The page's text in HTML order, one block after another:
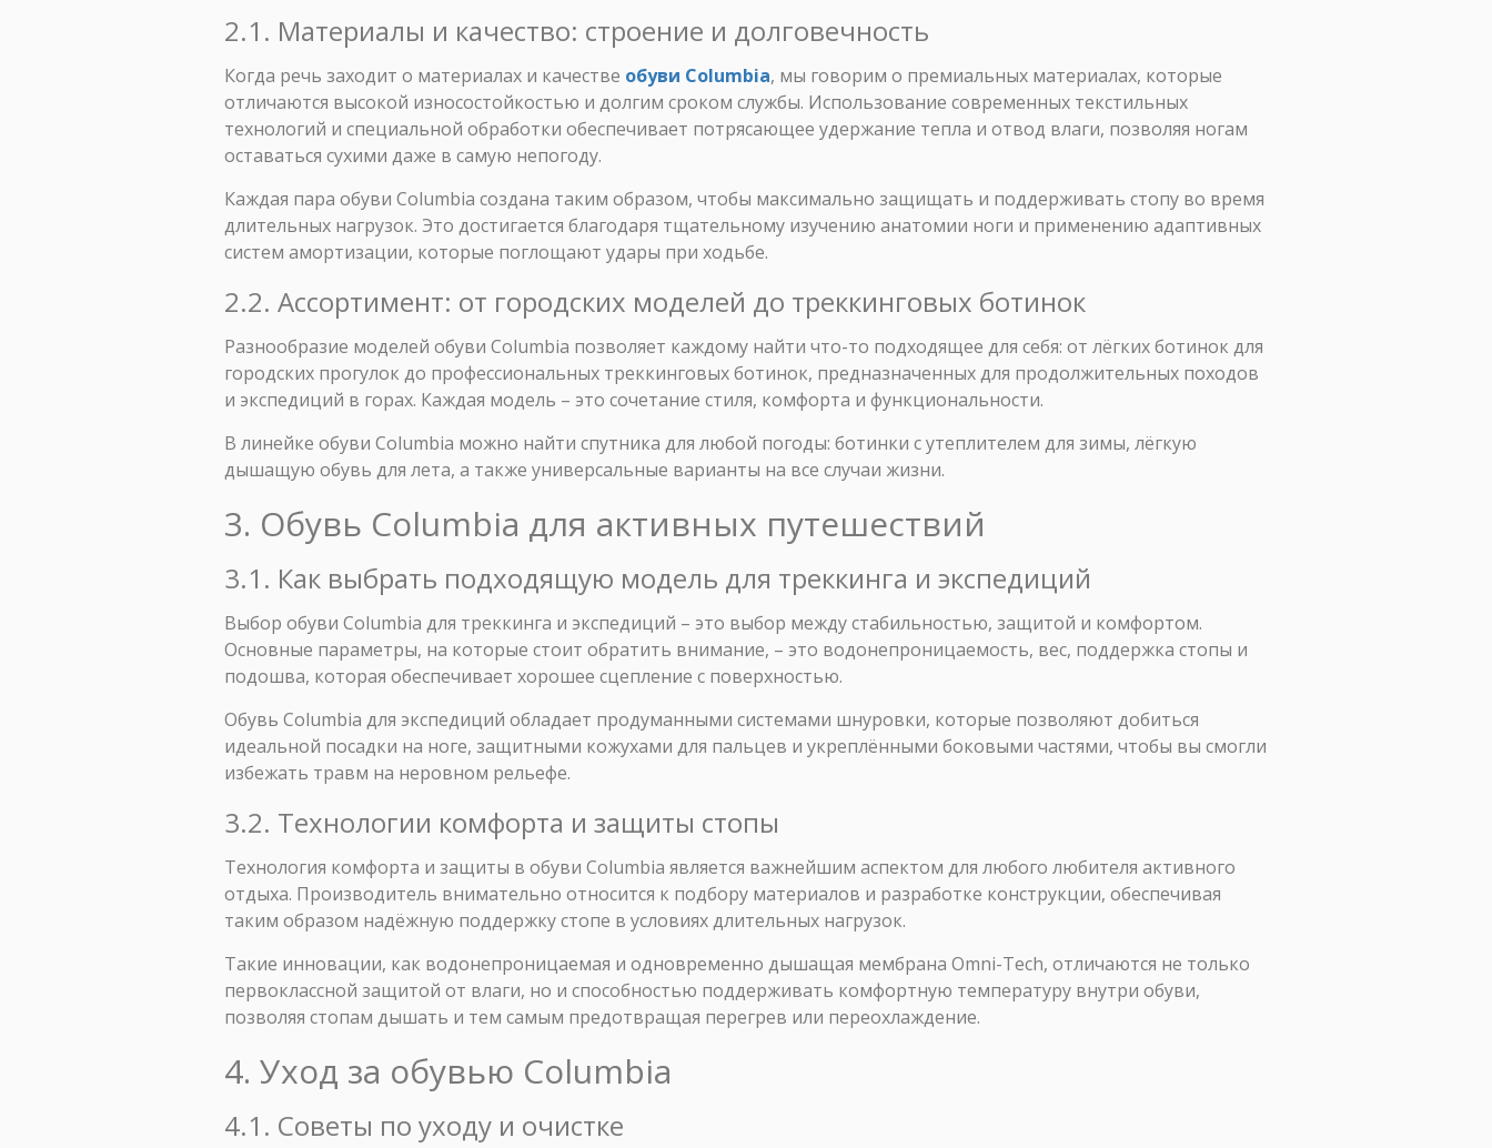
2.1. Материалы и качество: строение и долговечность
Когда речь заходит о материалах и качестве обуви Columbia, мы говорим о премиальных материалах, которые
отличаются высокой износостойкостью и долгим сроком службы. Использование современных текстильных
технологий и специальной обработки обеспечивает потрясающее удержание тепла и отвод влаги, позволяя ногам
оставаться сухими даже в самую непогоду.
Каждая пара обуви Columbia создана таким образом, чтобы максимально защищать и поддерживать стопу во время
длительных нагрузок. Это достигается благодаря тщательному изучению анатомии ноги и применению адаптивных
систем амортизации, которые поглощают удары при ходьбе.
2.2. Ассортимент: от городских моделей до треккинговых ботинок
Разнообразие моделей обуви Columbia позволяет каждому найти что-то подходящее для себя: от лёгких ботинок для
городских прогулок до профессиональных треккинговых ботинок, предназначенных для продолжительных походов
и экспедиций в горах. Каждая модель – это сочетание стиля, комфорта и функциональности.
В линейке обуви Columbia можно найти спутника для любой погоды: ботинки с утеплителем для зимы, лёгкую
дышащую обувь для лета, а также универсальные варианты на все случаи жизни.
3. Обувь Columbia для активных путешествий
3.1. Как выбрать подходящую модель для треккинга и экспедиций
Выбор обуви Columbia для треккинга и экспедиций – это выбор между стабильностью, защитой и комфортом.
Основные параметры, на которые стоит обратить внимание, – это водонепроницаемость, вес, поддержка стопы и
подошва, которая обеспечивает хорошее сцепление с поверхностью.
Обувь Columbia для экспедиций обладает продуманными системами шнуровки, которые позволяют добиться
идеальной посадки на ноге, защитными кожухами для пальцев и укреплёнными боковыми частями, чтобы вы смогли
избежать травм на неровном рельефе.
3.2. Технологии комфорта и защиты стопы
Технология комфорта и защиты в обуви Columbia является важнейшим аспектом для любого любителя активного
отдыха. Производитель внимательно относится к подбору материалов и разработке конструкции, обеспечивая
таким образом надёжную поддержку стопе в условиях длительных нагрузок.
Такие инновации, как водонепроницаемая и одновременно дышащая мембрана Omni-Tech, отличаются не только
первоклассной защитой от влаги, но и способностью поддерживать комфортную температуру внутри обуви,
позволяя стопам дышать и тем самым предотвращая перегрев или переохлаждение.
4. Уход за обувью Columbia
4.1. Советы по уходу и очистке